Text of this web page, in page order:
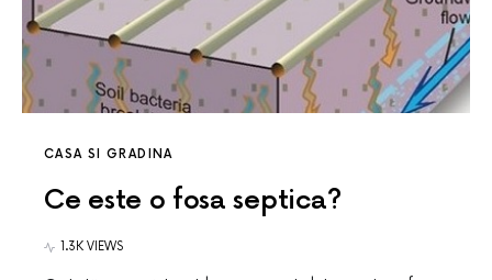
CASA SI GRADINA
Ce este o fosa septica?
1.3K VIEWS